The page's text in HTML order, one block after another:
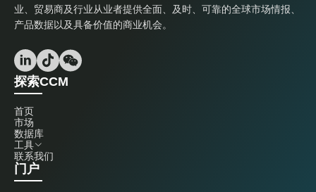
业、贸易商及行业从业者提供全面、及时、可靠的全球市场情报、
产品数据以及具备价值的商业机会。
探索CCM
首页
市场
数据库
工具
联系我们
门户